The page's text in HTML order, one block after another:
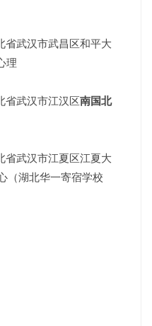
省武汉市武昌区和平大
理
省武汉市江汉区南国北
省武汉市江夏区江夏大
（湖北华一寄宿学校